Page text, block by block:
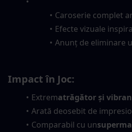
Caroserie complet
Efecte vizuale
Anunț de eliminare
Impact în Joc:
Extrematrăgător și
Arată deosebit de
Comparabil cu un